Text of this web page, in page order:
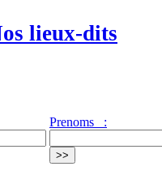
lieux-dits
Prenoms :